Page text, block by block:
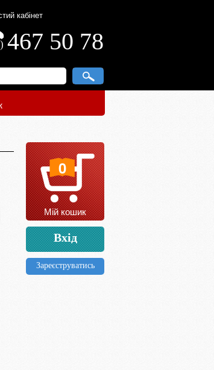
кабінет
467 50 78
0
Мій кошик
Вхід
Зареєструватись